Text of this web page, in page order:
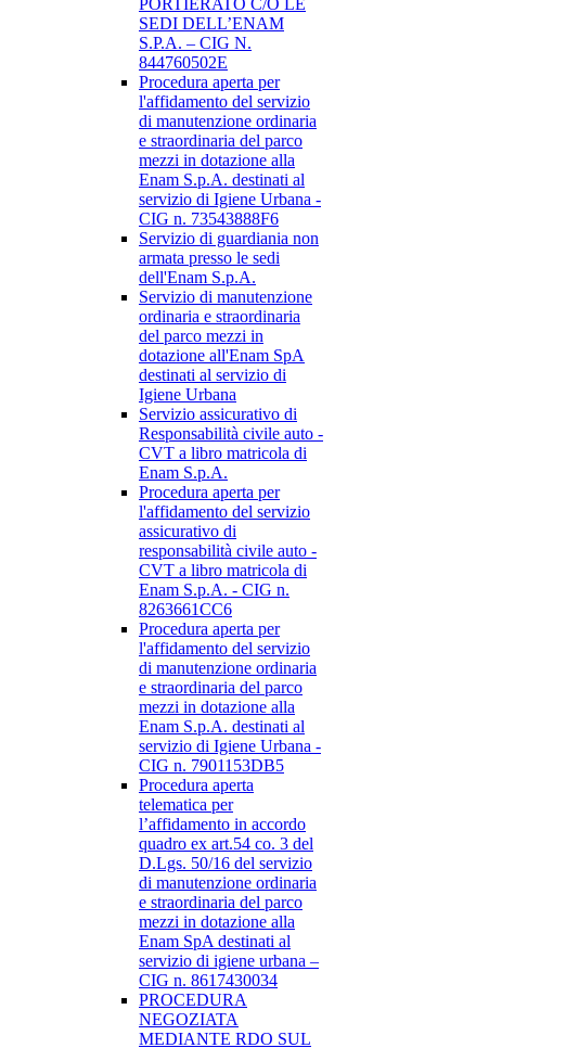
PORTIERATO C/O LE
SEDI DELL’ENAM
S.P.A. – CIG N.
844760502E
Procedura aperta per
l'affidamento del servizio
di manutenzione ordinaria
e straordinaria del parco
mezzi in dotazione alla
Enam S.p.A. destinati al
servizio di Igiene Urbana -
CIG n. 73543888F6
Servizio di guardiania non
armata presso le sedi
dell'Enam S.p.A.
Servizio di manutenzione
ordinaria e straordinaria
del parco mezzi in
dotazione all'Enam SpA
destinati al servizio di
Igiene Urbana
Servizio assicurativo di
Responsabilità civile auto -
CVT a libro matricola di
Enam S.p.A.
Procedura aperta per
l'affidamento del servizio
assicurativo di
responsabilità civile auto -
CVT a libro matricola di
Enam S.p.A. - CIG n.
8263661CC6
Procedura aperta per
l'affidamento del servizio
di manutenzione ordinaria
e straordinaria del parco
mezzi in dotazione alla
Enam S.p.A. destinati al
servizio di Igiene Urbana -
CIG n. 7901153DB5
Procedura aperta
telematica per
l’affidamento in accordo
quadro ex art.54 co. 3 del
D.Lgs. 50/16 del servizio
di manutenzione ordinaria
e straordinaria del parco
mezzi in dotazione alla
Enam SpA destinati al
servizio di igiene urbana –
CIG n. 8617430034
PROCEDURA
NEGOZIATA
MEDIANTE RDO SUL